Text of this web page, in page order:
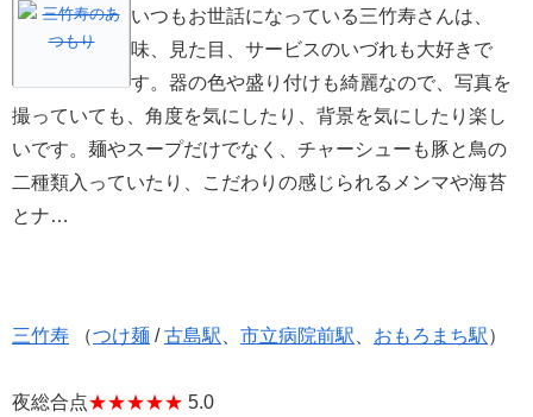
いつもお世話になっている三竹寿さんは、
味、見た目、サービスのいづれも大好きで
す。器の色や盛り付けも綺麗なので、写真を
撮っていても、角度を気にしたり、背景を気にしたり楽し
いです。麺やスープだけでなく、チャーシューも豚と鳥の
二種類入っていたり、こだわりの感じられるメンマや海苔
とナ…
三竹寿 （つけ麺 /古島駅 市立病院前駅 おもろまち駅）
夜総合点★★★★★ 5.0